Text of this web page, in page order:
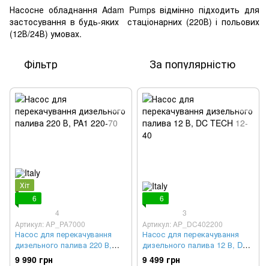
Насосне обладнання Adam Pumps відмінно підходить для
застосування в будь-яких стаціонарних (220В) і польових
(12В/24В) умовах.
Фільтр За популярністю
Хіт
6
4
Артикул: AP_PA7000
Насос для перекачування
дизельного палива 220 В,
PA1 220-70
9 990 грн
6
3
Артикул: AP_DC402200
Насос для перекачування
дизельного палива 12 В, DC
TECH 12-40
9 499 грн